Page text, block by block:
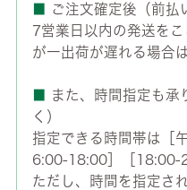
ご注文確定後（前払
7営業日以内の発送を
が一出荷が遅れる場合
また、時間指定も
く）
指定できる時間帯は［
6:00-18:00］［18:00-
ただし、時間を指定さ